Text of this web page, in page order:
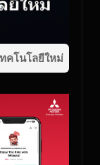
คโนโลยีใหม่